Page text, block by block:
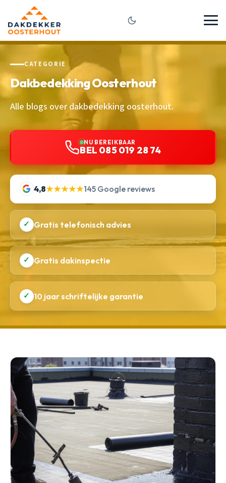
CATEGORIE
Dakbedekking Oosterhout
Alle blogs over dakbedekking oosterhout.
NU BEREIKBAAR
BEL 085 019 28 74
4,8★★★★★145 Google reviews
✓ Gratis telefonisch advies
✓ Gratis dakinspectie
✓ 10 jaar schriftelijke garantie